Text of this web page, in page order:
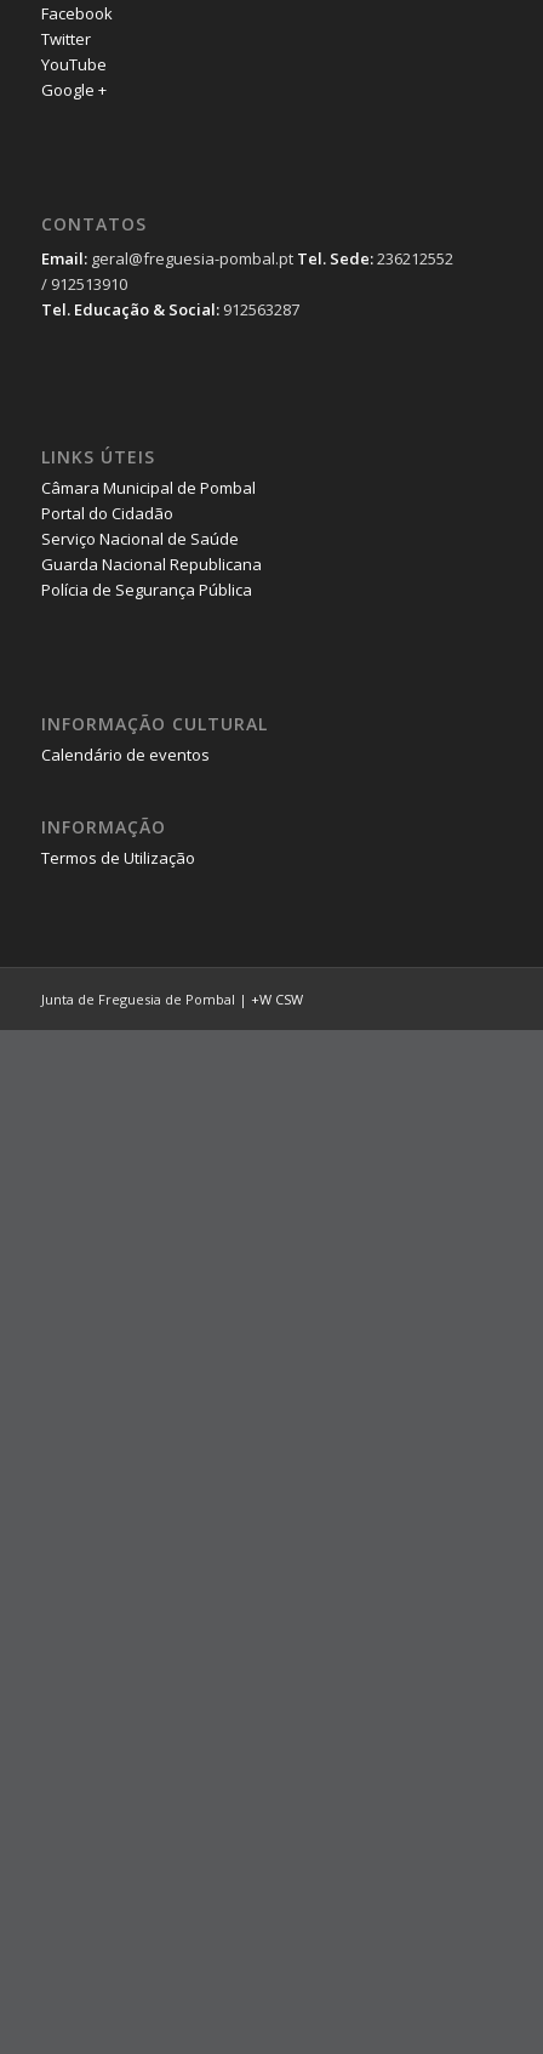
Facebook
Twitter
YouTube
Google +
CONTATOS
Email:geral@freguesia-pombal.pt Tel. Sede:236212552
/ 912513910
Tel. Educação & Social: 912563287
LINKS ÚTEIS
Câmara Municipal de Pombal
Portal do Cidadão
Serviço Nacional de Saúde
Guarda Nacional Republicana
Polícia de Segurança Pública
INFORMAÇÃO CULTURAL
Calendário de eventos
INFORMAÇÃO
Termos de Utilização
Junta de Freguesia de Pombal | +W CSW